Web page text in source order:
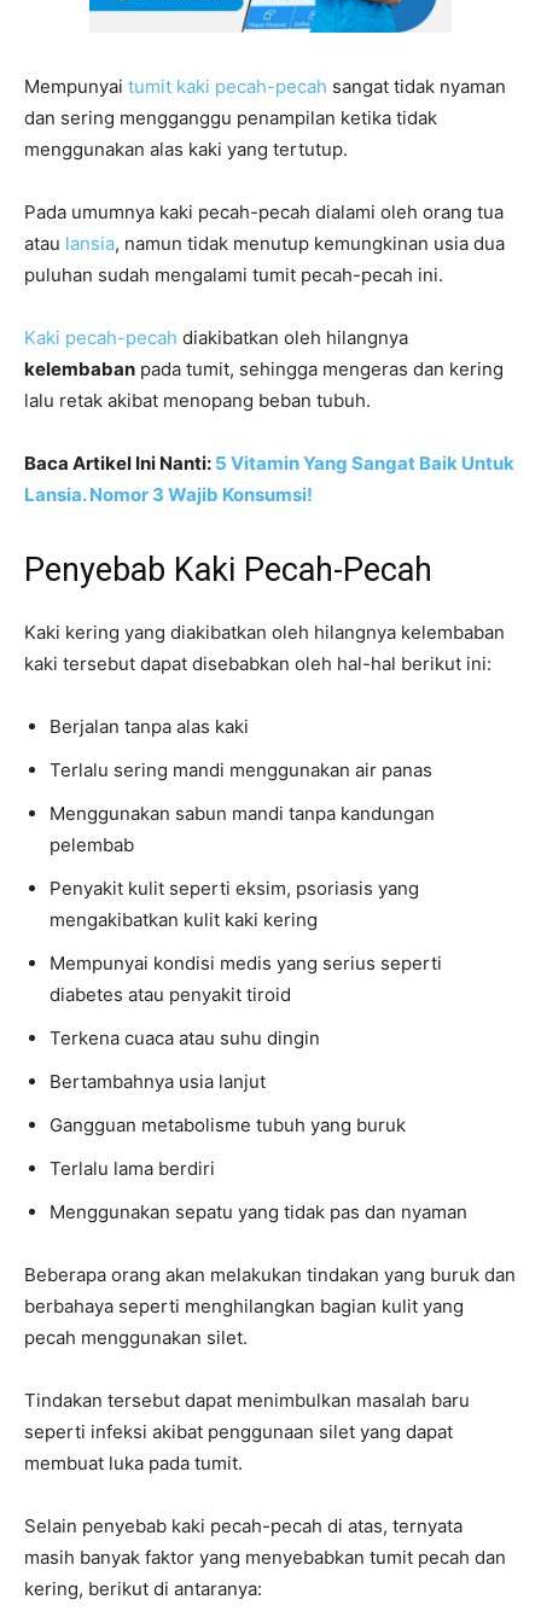
Mempunyai tumit kaki pecah-pecah sangat tidak nyaman
dan sering mengganggu penampilan ketika tidak
menggunakan alas kaki yang tertutup.
Pada umumnya kaki pecah-pecah dialami oleh orang tua
atau lansia, namun tidak menutup kemungkinan usia dua
puluhan sudah mengalami tumit pecah-pecah ini.
Kaki pecah-pecah diakibatkan oleh hilangnya
kelembaban pada tumit, sehingga mengeras dan kering
lalu retak akibat menopang beban tubuh.
Baca Artikel Ini Nanti: 5 Vitamin Yang Sangat Baik Untuk
Lansia. Nomor 3 Wajib Konsumsi!
Penyebab Kaki Pecah-Pecah
Kaki kering yang diakibatkan oleh hilangnya kelembaban
kaki tersebut dapat disebabkan oleh hal-hal berikut ini:
Berjalan tanpa alas kaki
Terlalu sering mandi menggunakan air panas
Menggunakan sabun mandi tanpa kandungan
pelembab
Penyakit kulit seperti eksim, psoriasis yang
mengakibatkan kulit kaki kering
Mempunyai kondisi medis yang serius seperti
diabetes atau penyakit tiroid
Terkena cuaca atau suhu dingin
Bertambahnya usia lanjut
Gangguan metabolisme tubuh yang buruk
Terlalu lama berdiri
Menggunakan sepatu yang tidak pas dan nyaman
Beberapa orang akan melakukan tindakan yang buruk dan
berbahaya seperti menghilangkan bagian kulit yang
pecah menggunakan silet.
Tindakan tersebut dapat menimbulkan masalah baru
seperti infeksi akibat penggunaan silet yang dapat
membuat luka pada tumit.
Selain penyebab kaki pecah-pecah di atas, ternyata
masih banyak faktor yang menyebabkan tumit pecah dan
kering, berikut di antaranya: